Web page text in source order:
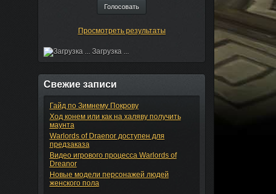
Просмотреть результаты
Загрузка ...
Свежие записи
Гайд по Зимнему Покрову
Ход конем или как на халяву получить
маунта
Warlords of Draenor доступен для
предзаказа
Видео игрового процесса Warlords of
Dreanor
Новые модели персонажей людей
женского пола